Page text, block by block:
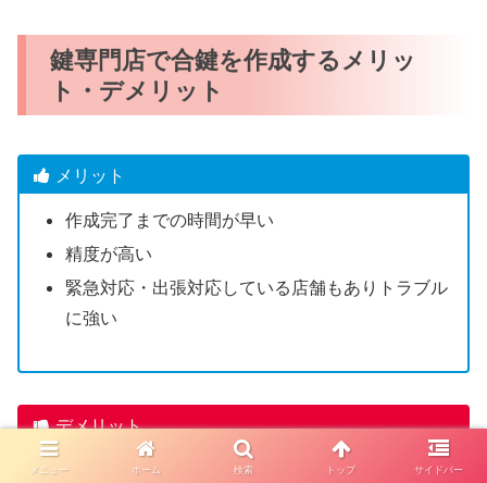
鍵専門店で合鍵を作成するメリッ
ト・デメリット
メリット
作成完了までの時間が早い
精度が高い
緊急対応・出張対応している店舗もありトラブル
に強い
デメリット
一部のディンプルキーは店舗で合鍵作成できない
メニュー ホーム 検索 トップ サイドバー